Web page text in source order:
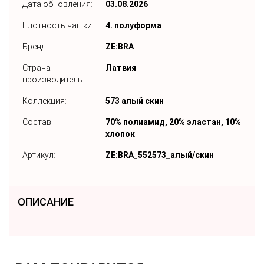
Дата обновления: 03.08.2026
Плотность чашки: 4. полуформа
Бренд: ZE:BRA
Страна
производитель:
Латвия
Коллекция: 573 алый скин
Состав:
70% полиамид, 20% эластан, 10%
хлопок
Артикул: ZE:BRA_552573_алый/скин
ОПИСАНИЕ